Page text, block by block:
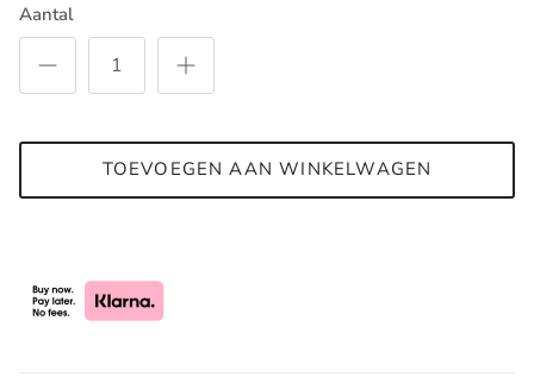
Aantal
TOEVOEGEN AAN WINKELWAGEN